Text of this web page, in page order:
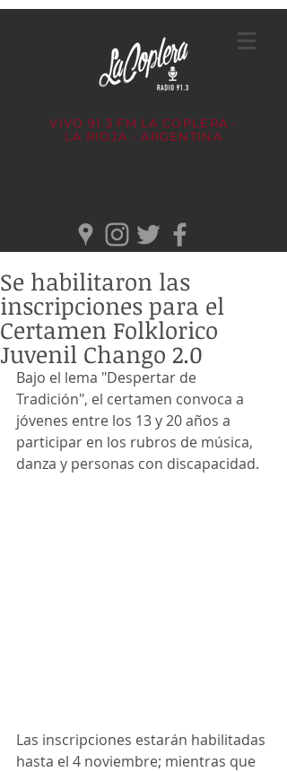
VIVO 91.3 FM LA COPLERA -
LA RIOJA - ARGENTINA
Se habilitaron las
inscripciones para el
Certamen Folklorico
Juvenil Chango 2.0
Bajo el lema "Despertar de
Tradición", el certamen convoca a
jóvenes entre los 13 y 20 años a
participar en los rubros de música,
danza y personas con discapacidad.
Las inscripciones estarán habilitadas
hasta el 4 noviembre; mientras que